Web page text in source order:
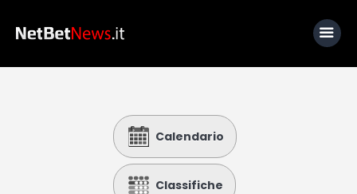
Calcio
Calendario
Classifiche